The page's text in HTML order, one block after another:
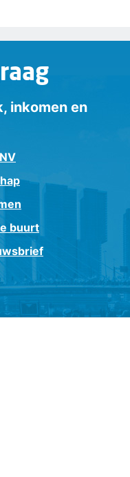
inkomen en
buurt